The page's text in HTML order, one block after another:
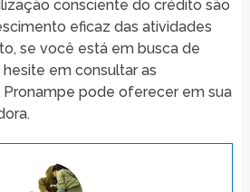
consciente do crédito são
eficaz das atividades
se você está em busca de
em consultar as
pode oferecer em sua